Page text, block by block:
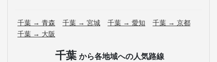
千葉 → 青森 千葉 → 宮城 千葉 → 愛知
千葉 → 京都
千葉 → 大阪
千葉 から各地域への人気路線